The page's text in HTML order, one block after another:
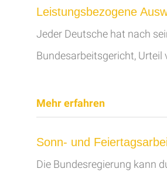
Leistungsbezogene
Jeder Deutsche hat nach
Bundesarbeitsgericht, Urteil
Mehr erfahren
Sonn- und
Die Bundesregierung kann